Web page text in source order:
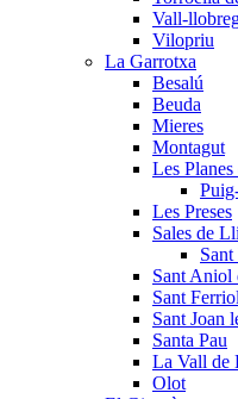
Vall-
Vilopriu
La Garrotxa
Besalú
Beuda
Mieres
Montagut
Les
Les Preses
Sales de
Sant Aniol
Sant Ferriol
Sant Joan
Santa Pau
La Vall de
Olot